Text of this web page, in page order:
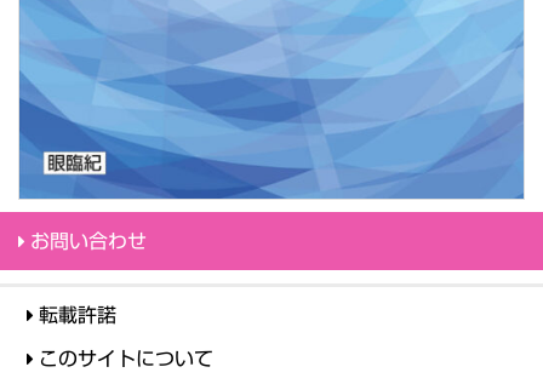
お問い合わせ
転載許諾
このサイトについて